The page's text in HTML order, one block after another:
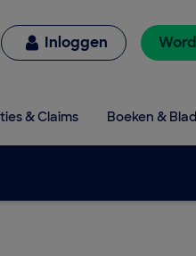
Inloggen
& Claims Boeken &